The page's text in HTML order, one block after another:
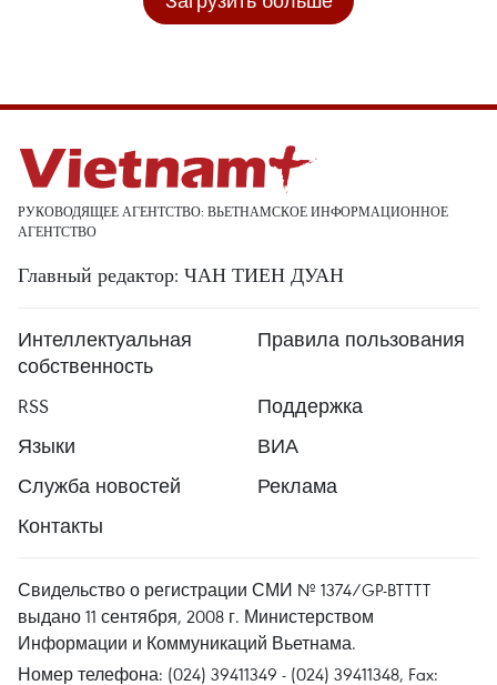
РУКОВОДЯЩЕЕ АГЕНТСТВО: ВЬЕТНАМСКОЕ ИНФОРМАЦИОННОЕ
АГЕНТСТВО
Главный редактор: ЧАН ТИЕН ДУАН
Интеллектуальная
собственность
Правила пользования
RSS
Поддержка
Языки
ВИА
Служба новостей
Реклама
Контакты
Свидельство о регистрации СМИ № 1374/GP-BTTTT
выдано 11 сентября, 2008 г. Министерством
Информации и Коммуникаций Вьетнама.
Номер телефона: (024) 39411349 - (024) 39411348, Fax: